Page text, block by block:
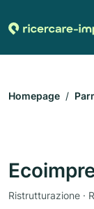
Homepage